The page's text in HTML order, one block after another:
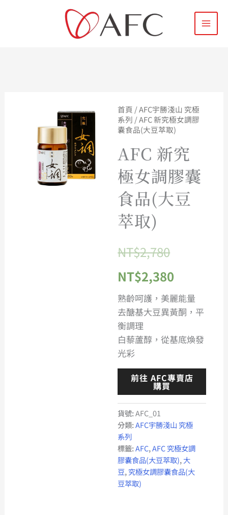
首頁 /AFC宇勝淺山 究極
系列 / AFC 新究極女調膠
囊食品(大豆萃取)
AFC 新究
極女調膠囊
食品(大豆
萃取)
NT$2,780
原
始
價
格：
NT$2,380
目
前
價
格：
熟齡呵護，美麗能量
去醣基大豆異黃酮，平
衡調理
白藜蘆醇，從基底煥發
光彩
前往 AFC專賣店
購買
貨號:AFC_01
分類:AFC宇勝淺山 究極
系列
標籤:AFC,AFC 究極女調
膠囊食品(大豆萃取),大
豆,究極女調膠囊食品(大
豆萃取)